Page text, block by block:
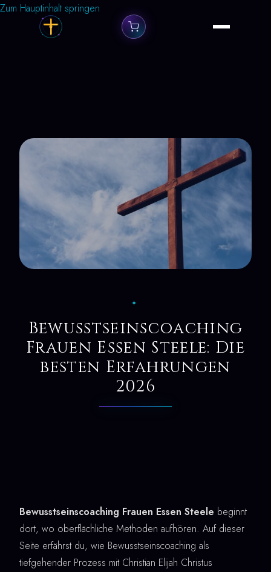
Zum Hauptinhalt springen
✦
Bewusstseinscoaching
Frauen Essen Steele: Die
besten Erfahrungen
2026
Bewusstseinscoaching Frauen Essen Steele beginnt
dort, wo oberflächliche Methoden aufhören. Auf dieser
Seite erfährst du, wie Bewusstseinscoaching als
tiefgehender Prozess mit Christian Elijah Christus